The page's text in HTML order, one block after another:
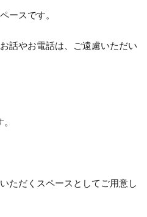
ースです。
話やお電話は、ご遠慮いただい
ただくスペースとしてご用意し